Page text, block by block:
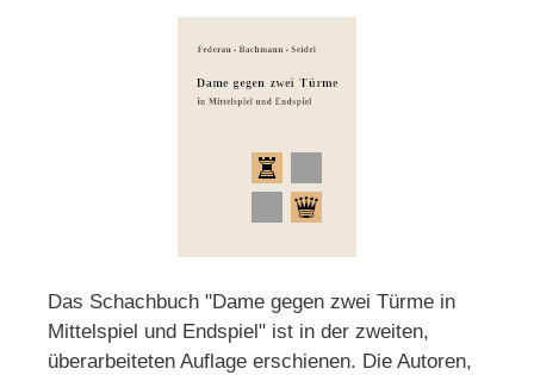
Das Schachbuch "Dame gegen zwei Türme in
Mittelspiel und Endspiel" ist in der zweiten,
überarbeiteten Auflage erschienen. Die Autoren,